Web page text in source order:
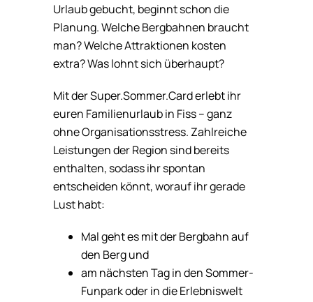
Urlaub gebucht, beginnt schon die
Planung. Welche Bergbahnen braucht
man? Welche Attraktionen kosten
extra? Was lohnt sich überhaupt?
Mit der Super.Sommer.Card erlebt ihr
euren Familienurlaub in Fiss – ganz
ohne Organisationsstress. Zahlreiche
Leistungen der Region sind bereits
enthalten, sodass ihr spontan
entscheiden könnt, worauf ihr gerade
Lust habt:
Mal geht es mit der Bergbahn auf
den Berg und
am nächsten Tag in den Sommer-
Funpark oder in die Erlebniswelt